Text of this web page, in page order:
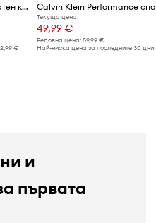
Calvin Klein Performance Спортен къс панталон мъжки
€
Текуща цена:
49,99 €
Редовна цена: 59,99 €
Най-ниска цена за последните 30 дни:
и
първата